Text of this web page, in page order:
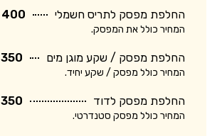
החלפת מפסק לתריס חשמלי 400 ₪ - 300 ₪
המחיר כולל את המפסק.
החלפת מפסק / שקע מוגן מים 350 ₪ - 250 ₪
המחיר כולל מפסק / שקע יחיד.
החלפת מפסק לדוד 350 ₪ - 250 ₪
המחיר כולל מפסק סטנדרטי.